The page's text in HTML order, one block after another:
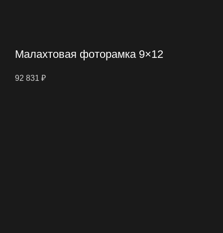
Малахтовая фоторамка 9×12
92 831 ₽